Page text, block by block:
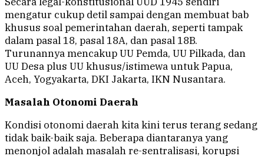
mengatur cukup detil sampai dengan membuat bab
khusus soal pemerintahan daerah, seperti tampak
dalam pasal 18, pasal 18A, dan pasal 18B.
Turunannya mencakup UU Pemda, UU Pilkada, dan
UU Desa plus UU khusus/istimewa untuk Papua,
Aceh, Yogyakarta, DKI Jakarta, IKN Nusantara.
Masalah Otonomi Daerah
Kondisi otonomi daerah kita kini terus terang sedang
tidak baik-baik saja. Beberapa diantaranya yang
menonjol adalah masalah re-sentralisasi, korupsi